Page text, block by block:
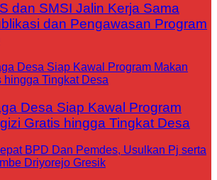
dan SMSI Jalin Kerja Sama
dan Pengawasan Program
Desa Siap Kawal Program
Gratis hingga Tingkat Desa